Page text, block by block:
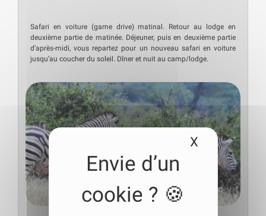
X Masquer
Safari en voiture (game drive) matinal. Retour au lodge en
deuxième partie de matinée. Déjeuner, puis en deuxième partie
d’après-midi, vous repartez pour un nouveau safari en voiture
jusqu’au coucher du soleil. Dîner et nuit au camp/lodge.